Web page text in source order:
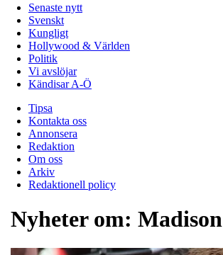
Senaste nytt
Svenskt
Kungligt
Hollywood & Världen
Politik
Vi avslöjar
Kändisar A-Ö
Tipsa
Kontakta oss
Annonsera
Redaktion
Om oss
Arkiv
Redaktionell policy
Nyheter om: Madison